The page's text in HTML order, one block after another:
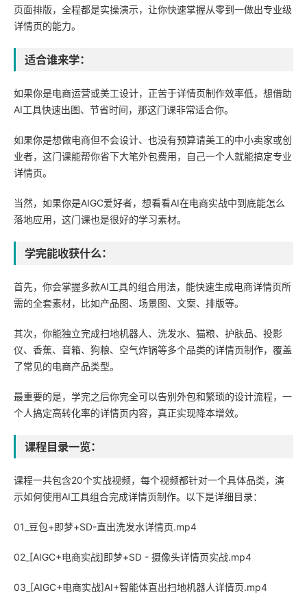
页面排版，全程都是实操演示，让你快速掌握从零到一做出专业级
详情页的能力。
适合谁来学：
如果你是电商运营或美工设计，正苦于详情页制作效率低，想借助
AI工具快速出图、节省时间，那这门课非常适合你。
如果你是想做电商但不会设计、也没有预算请美工的中小卖家或创
业者，这门课能帮你省下大笔外包费用，自己一个人就能搞定专业
详情页。
当然，如果你是AIGC爱好者，想看看AI在电商实战中到底能怎么
落地应用，这门课也是很好的学习素材。
学完能收获什么：
首先，你会掌握多款AI工具的组合用法，能快速生成电商详情页所
需的全套素材，比如产品图、场景图、文案、排版等。
其次，你能独立完成扫地机器人、洗发水、猫粮、护肤品、投影
仪、香蕉、音箱、狗粮、空气炸锅等多个品类的详情页制作，覆盖
了常见的电商产品类型。
最重要的是，学完之后你完全可以告别外包和繁琐的设计流程，一
个人搞定高转化率的详情页内容，真正实现降本增效。
课程目录一览：
课程一共包含20个实战视频，每个视频都针对一个具体品类，演
示如何使用AI工具组合完成详情页制作。以下是详细目录：
01_豆包+即梦+SD-直出洗发水详情页.mp4
02_[AIGC+电商实战]即梦+SD - 摄像头详情页实战.mp4
03_[AIGC+电商实战]AI+智能体直出扫地机器人详情页.mp4